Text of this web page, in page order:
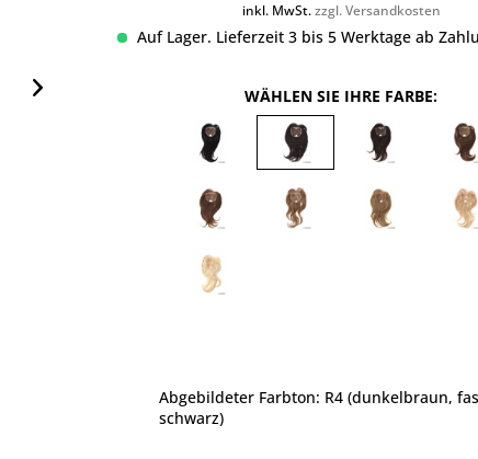
inkl. MwSt.zzgl. Versandkosten
Auf Lager. Lieferzeit 3 bis 5 Werktage ab
WÄHLEN SIE IHRE FARBE:
Abgebildeter Farbton: R4 (dunkelbraun,
schwarz)